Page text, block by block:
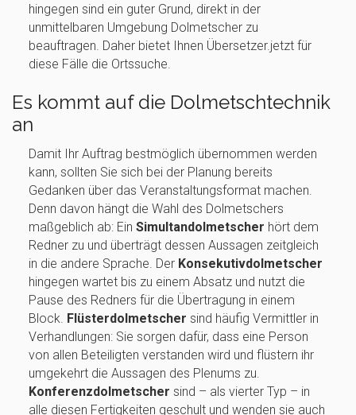
hingegen sind ein guter Grund, direkt in der
unmittelbaren Umgebung Dolmetscher zu
beauftragen. Daher bietet Ihnen Übersetzer.jetzt für
diese Fälle die Ortssuche.
Es kommt auf die Dolmetschtechnik
an
Damit Ihr Auftrag bestmöglich übernommen werden
kann, sollten Sie sich bei der Planung bereits
Gedanken über das Veranstaltungsformat machen.
Denn davon hängt die Wahl des Dolmetschers
maßgeblich ab: Ein Simultandolmetscher hört dem
Redner zu und überträgt dessen Aussagen zeitgleich
in die andere Sprache. Der Konsekutivdolmetscher
hingegen wartet bis zu einem Absatz und nutzt die
Pause des Redners für die Übertragung in einem
Block. Flüsterdolmetscher sind häufig Vermittler in
Verhandlungen: Sie sorgen dafür, dass eine Person
von allen Beteiligten verstanden wird und flüstern ihr
umgekehrt die Aussagen des Plenums zu.
Konferenzdolmetscher sind – als vierter Typ – in
alle diesen Fertigkeiten geschult und wenden sie auch